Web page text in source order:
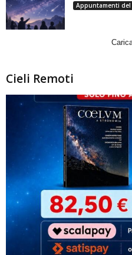
Appuntamenti del
Cieli Remoti